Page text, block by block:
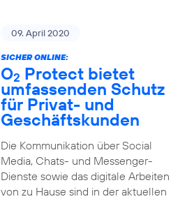
09. April 2020
SICHER ONLINE:
O2 Protect bietet
umfassenden Schutz
für Privat- und
Geschäftskunden
Die Kommunikation über Social
Media, Chats- und Messenger-
Dienste sowie das digitale Arbeiten
von zu Hause sind in der aktuellen